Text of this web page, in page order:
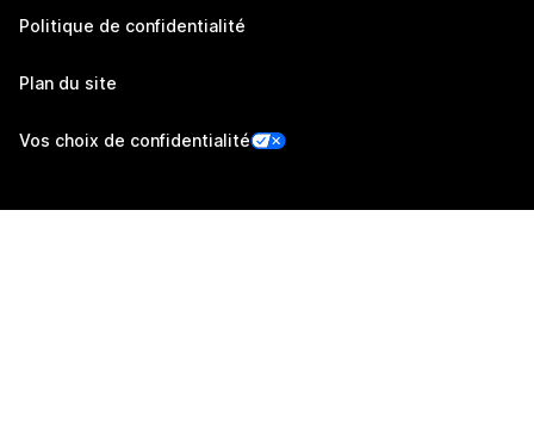
Politique de confidentialité
Plan du site
Vos choix de confidentialité